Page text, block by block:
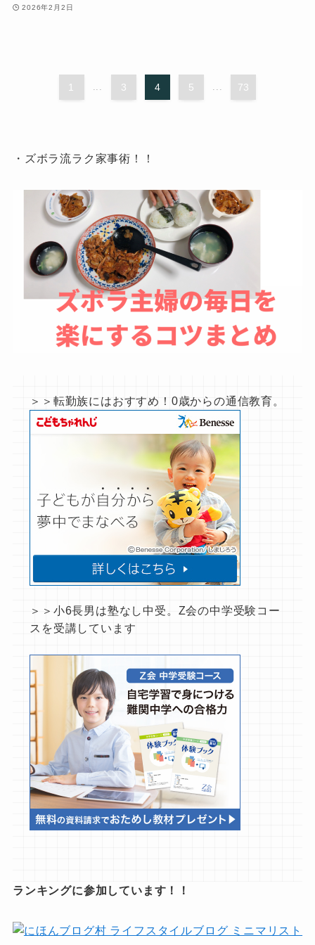
2026年2月2日
1 ... 3 4 5 ... 73
・ズボラ流ラク家事術！！
＞＞転勤族にはおすすめ！0歳からの通信教育。
＞＞小6長男は塾なし中受。Z会の中学受験コー
スを受講しています
ランキングに参加しています！！